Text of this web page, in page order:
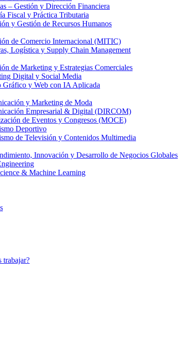
– Gestión y Dirección Financiera
Fiscal y Práctica Tributaria
y Gestión de Recursos Humanos
de Comercio Internacional (MITIC)
Logística y Supply Chain Management
de Marketing y Estrategias Comerciales
Digital y Social Media
Gráfico y Web con IA Aplicada
y Marketing de Moda
Empresarial & Digital (DIRCOM)
de Eventos y Congresos (MOCE)
Deportivo
de Televisión y Contenidos Multimedia
Innovación y Desarrollo de Negocios Globales
& Machine Learning
trabajar?